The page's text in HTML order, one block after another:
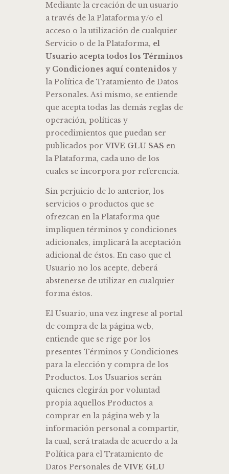
Mediante la creación de un usuario
a través de la Plataforma y/o el
acceso o la utilización de cualquier
Servicio o de la Plataforma, el
Usuario acepta todos los Términos
y Condiciones aquí contenidos y
la Política de Tratamiento de Datos
Personales. Asi mismo, se entiende
que acepta todas las demás reglas de
operación, políticas y
procedimientos que puedan ser
publicados porVIVE GLU SAS en
la Plataforma, cada uno de los
cuales se incorpora por referencia.
Sin perjuicio de lo anterior, los
servicios o productos que se
ofrezcan en la Plataforma que
impliquen términos y condiciones
adicionales, implicará la aceptación
adicional de éstos. En caso que el
Usuario no los acepte, deberá
abstenerse de utilizar en cualquier
forma éstos.
El Usuario, una vez ingrese al portal
de compra de la página web,
entiende que se rige por los
presentes Términos y Condiciones
para la elección y compra de los
Productos. Los Usuarios serán
quienes elegirán por voluntad
propia aquellos Productos a
comprar en la página web y la
información personal a compartir,
la cual, será tratada de acuerdo a la
Política para el Tratamiento de
Datos Personales deVIVE GLU